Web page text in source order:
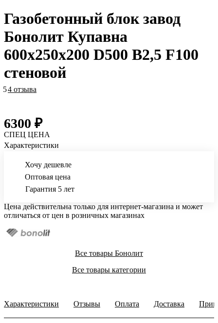
Газобетонный блок завод
Бонолит Купавна
600х250х200 D500 B2,5 F100
стеновой
54 отзыва
6300 ₽
СПЕЦ ЦЕНА
Характеристики
Хочу дешевле
Оптовая цена
Гарантия 5 лет
Цена действительна только для интернет-магазина и может
отличаться от цен в розничных магазинах
Все товары Бонолит
Все товары категории
Характеристики Отзывы Оплата Доставка